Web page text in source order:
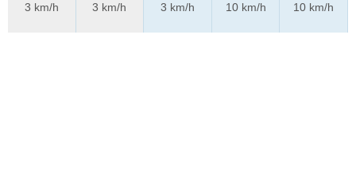
3 km/h
3 km/h
3 km/h
10 km/h
10 km/h